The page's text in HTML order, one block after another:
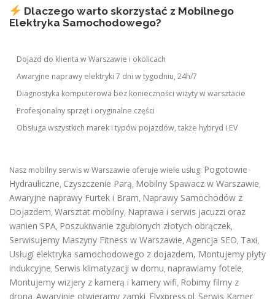
Dlaczego warto skorzystać z Mobilnego
Elektryka Samochodowego?
Dojazd do klienta w Warszawie i okolicach
Awaryjne naprawy elektryki 7 dni w tygodniu, 24h/7
Diagnostyka komputerowa bez konieczności wizyty w warsztacie
Profesjonalny sprzęt i oryginalne części
Obsługa wszystkich marek i typów pojazdów, także hybryd i EV
Nasz mobilny serwis w Warszawie oferuje wiele usług: Pogotowie
Hydrauliczne, Czyszczenie Parą, Mobilny Spawacz w Warszawie,
Awaryjne naprawy Furtek i Bram, Naprawy Samochodów z
Dojazdem, Warsztat mobilny, Naprawa i serwis jacuzzi oraz
wanien SPA, Poszukiwanie zgubionych złotych obrączek,
Serwisujemy Maszyny Fitness w Warszawie, Agencja SEO, Taxi,
Usługi elektryka samochodowego z dojazdem, Montujemy płyty
indukcyjne, Serwis klimatyzacji w domu, naprawiamy fotele,
Montujemy wizjery z kamerą i kamery wifi, Robimy filmy z
drona Awaryjnie otwieramy zamki Flyxpress.pl Serwis Kamer